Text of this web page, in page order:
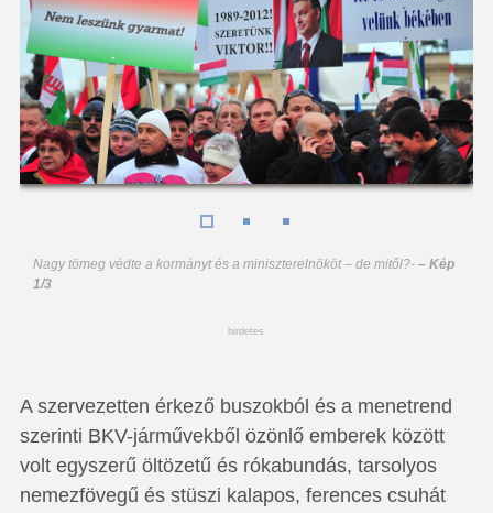
Nagy tömeg védte a kormányt és a miniszterelnököt – de mitől?-– Kép
1/3
hirdetes
A szervezetten érkező buszokból és a menetrend
szerinti BKV-járművekből özönlő emberek között
volt egyszerű öltözetű és rókabundás, tarsolyos
nemezfövegű és stüszi kalapos, ferences csuhát